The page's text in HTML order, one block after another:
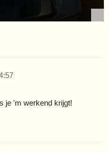
je 'm werkend krijgt!